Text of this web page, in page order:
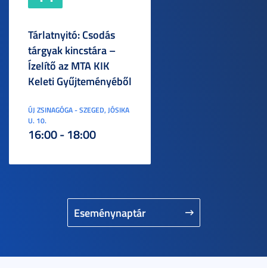
Eseménynaptár
Tárlatnyitó: Csodás
tárgyak kincstára –
Ízelítő az MTA KIK
Keleti Gyűjteményéből
ÚJ ZSINAGÓGA - SZEGED, JÓSIKA
U. 10.
16:00 - 18:00